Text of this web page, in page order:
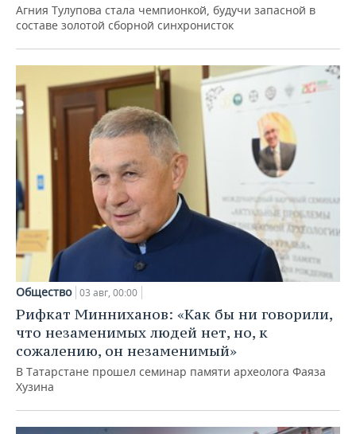
Агния Тулупова стала чемпионкой, будучи запасной в
составе золотой сборной синхронисток
Общество 03 авг, 00:00
Рифкат Минниханов: «Как бы ни говорили,
что незаменимых людей нет, но, к
сожалению, он незаменимый»
В Татарстане прошел семинар памяти археолога Фаяза
Хузина